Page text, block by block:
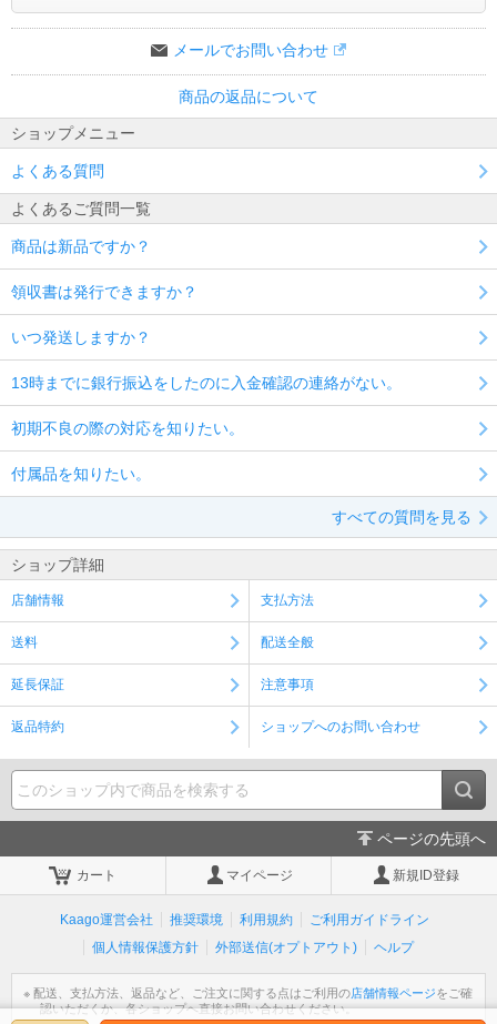
メールでお問い合わせ
商品の返品について
ショップメニュー
よくある質問
よくあるご質問一覧
商品は新品ですか？
領収書は発行できますか？
いつ発送しますか？
13時までに銀行振込をしたのに入金確認の連絡がない。
初期不良の際の対応を知りたい。
付属品を知りたい。
すべての質問を見る
ショップ詳細
店舗情報 支払方法
送料 配送全般
延長保証 注意事項
返品特約 ショップへのお問い合わせ
ページの先頭へ
カート マイページ 新規ID登録
Kaago運営会社 推奨環境 利用規約
ご利用ガイドライン
個人情報保護方針
外部送信(オプトアウト) ヘルプ
※ 配送、支払方法、返品など、ご注文に関する点はご利用の店舗情報ページをご確
認いただくか、各ショップへ直接お問い合わせください。